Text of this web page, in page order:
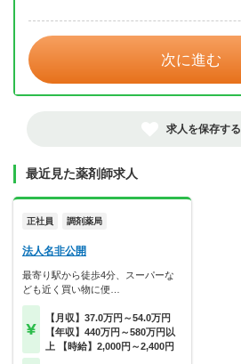
次に進む
求人を保存する
最近見た薬剤師求人
正社員 調剤薬局
法人名非公開
最寄り駅から徒歩4分、スーパーな
ども近く買い物に便…
【月収】37.0万円～54.0万円
【年収】440万円～580万円以
上 【時給】2,000円～2,400円